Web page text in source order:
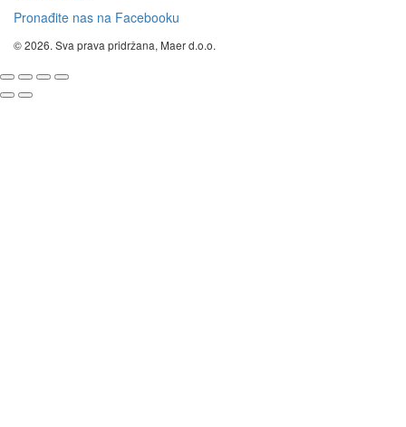
Pronađite nas na Facebooku
© 2026. Sva prava pridržana, Maer d.o.o.